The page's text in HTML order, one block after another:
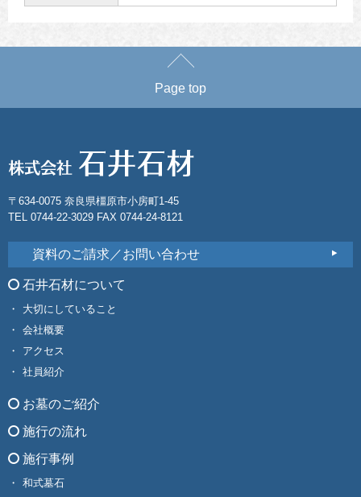
Page top
〒634-0075 奈良県橿原市小房町1-45
TEL 0744-22-3029 FAX 0744-24-8121
資料のご請求／お問い合わせ
石井石材について
大切にしていること
会社概要
アクセス
社員紹介
お墓のご紹介
施行の流れ
施行事例
和式墓石